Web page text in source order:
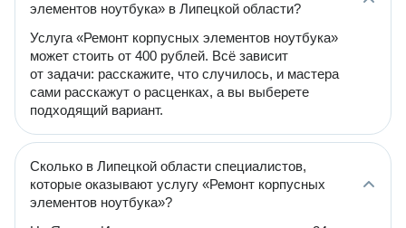
элементов ноутбука» в Липецкой области?
Услуга «Ремонт корпусных элементов ноутбука»
может стоить от 400 рублей. Всё зависит
от задачи: расскажите, что случилось, и мастера
сами расскажут о расценках, а вы выберете
подходящий вариант.
Сколько в Липецкой области специалистов,
которые оказывают услугу «Ремонт корпусных
элементов ноутбука»?